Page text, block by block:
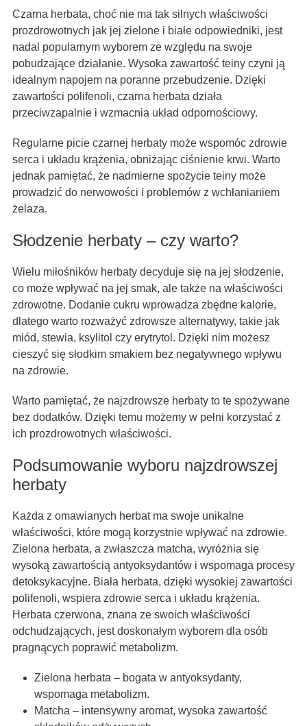
Czarna herbata, choć nie ma tak silnych właściwości
prozdrowotnych jak jej zielone i białe odpowiedniki, jest
nadal popularnym wyborem ze względu na swoje
pobudzające działanie. Wysoka zawartość teiny czyni ją
idealnym napojem na poranne przebudzenie. Dzięki
zawartości polifenoli, czarna herbata działa
przeciwzapalnie i wzmacnia układ odpornościowy.
Regularne picie czarnej herbaty może wspomóc zdrowie
serca i układu krążenia, obniżając ciśnienie krwi. Warto
jednak pamiętać, że nadmierne spożycie teiny może
prowadzić do nerwowości i problemów z wchłanianiem
żelaza.
Słodzenie herbaty – czy warto?
Wielu miłośników herbaty decyduje się na jej słodzenie,
co może wpływać na jej smak, ale także na właściwości
zdrowotne. Dodanie cukru wprowadza zbędne kalorie,
dlatego warto rozważyć zdrowsze alternatywy, takie jak
miód, stewia, ksylitol czy erytrytol. Dzięki nim możesz
cieszyć się słodkim smakiem bez negatywnego wpływu
na zdrowie.
Warto pamiętać, że najzdrowsze herbaty to te spożywane
bez dodatków. Dzięki temu możemy w pełni korzystać z
ich prozdrowotnych właściwości.
Podsumowanie wyboru najzdrowszej
herbaty
Każda z omawianych herbat ma swoje unikalne
właściwości, które mogą korzystnie wpływać na zdrowie.
Zielona herbata, a zwłaszcza matcha, wyróżnia się
wysoką zawartością antyoksydantów i wspomaga procesy
detoksykacyjne. Biała herbata, dzięki wysokiej zawartości
polifenoli, wspiera zdrowie serca i układu krążenia.
Herbata czerwona, znana ze swoich właściwości
odchudzających, jest doskonałym wyborem dla osób
pragnących poprawić metabolizm.
Zielona herbata – bogata w antyoksydanty,
wspomaga metabolizm.
Matcha – intensywny aromat, wysoka zawartość